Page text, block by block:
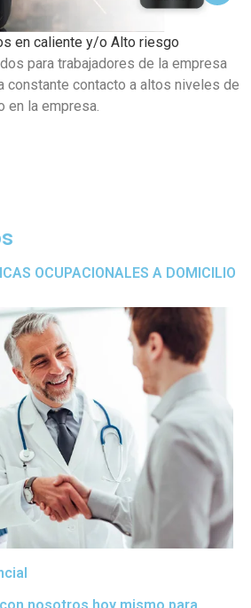
de Reincorporación Laboral
al colaborador que se incorpora a la
sufrido alguna incapacidad
OCUPACIONALES A DOMICILIO
nosotros hoy mismo para